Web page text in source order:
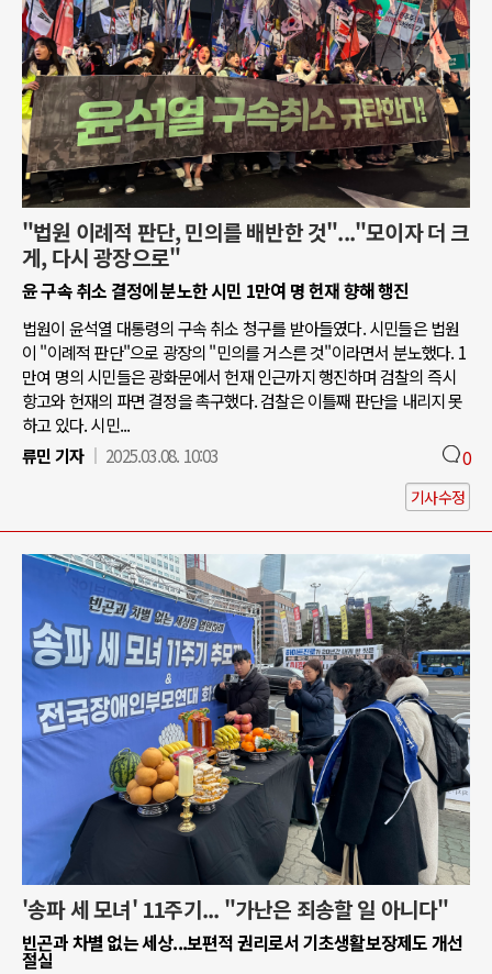
"법원 이례적 판단, 민의를 배반한 것"..."모이자 더 크
게, 다시 광장으로"
윤 구속 취소 결정에 분노한 시민 1만여 명 헌재 향해 행진
법원이 윤석열 대통령의 구속 취소 청구를 받아들였다. 시민들은 법원
이 "이례적 판단"으로 광장의 "민의를 거스른 것"이라면서 분노했다. 1
만여 명의 시민들은 광화문에서 헌재 인근까지 행진하며 검찰의 즉시
항고와 헌재의 파면 결정을 촉구했다. 검찰은 이틀째 판단을 내리지 못
하고 있다. 시민...
류민 기자
2025.03.08. 10:03 0
기사수정
'송파 세 모녀' 11주기... "가난은 죄송할 일 아니다"
빈곤과 차별 없는 세상...보편적 권리로서 기초생활보장제도 개선
절실